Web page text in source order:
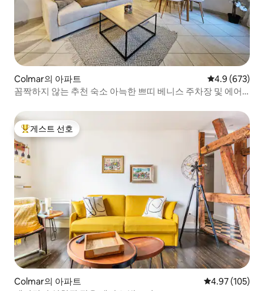
Colmar의 아파트 평점 4.9점(5
4.9 (673)
꼼짝하지 않는 추천 숙소 아늑한 쁘띠 베니스 주차장 및 에어
상위 게스트 선호
게스트 선호
Colmar의 아파트 평점 4.97점(5
4.97 (105)